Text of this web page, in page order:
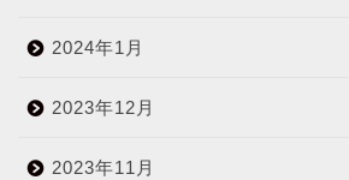
2024年1月
2023年12月
2023年11月